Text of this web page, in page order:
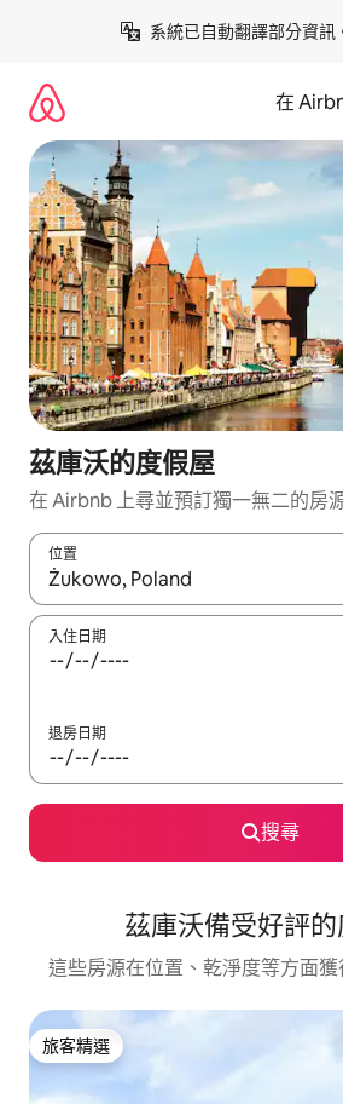
系統已自動翻譯部分資訊
在
茲庫沃的度假屋
在 Airbnb 上尋並預訂獨一無二的房
位置
如有搜尋結果，瀏覽內容時請使用上下
入住日期
退房日期
搜尋
茲庫沃備受好評
這些房源在位置、乾淨度等方面獲
旅客精選
旅客精選